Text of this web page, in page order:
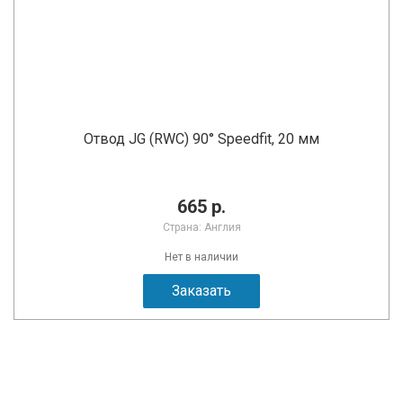
Отвод JG (RWC) 90° Speedfit, 20 мм
665 р.
Страна: Англия
Нет в наличии
Заказать